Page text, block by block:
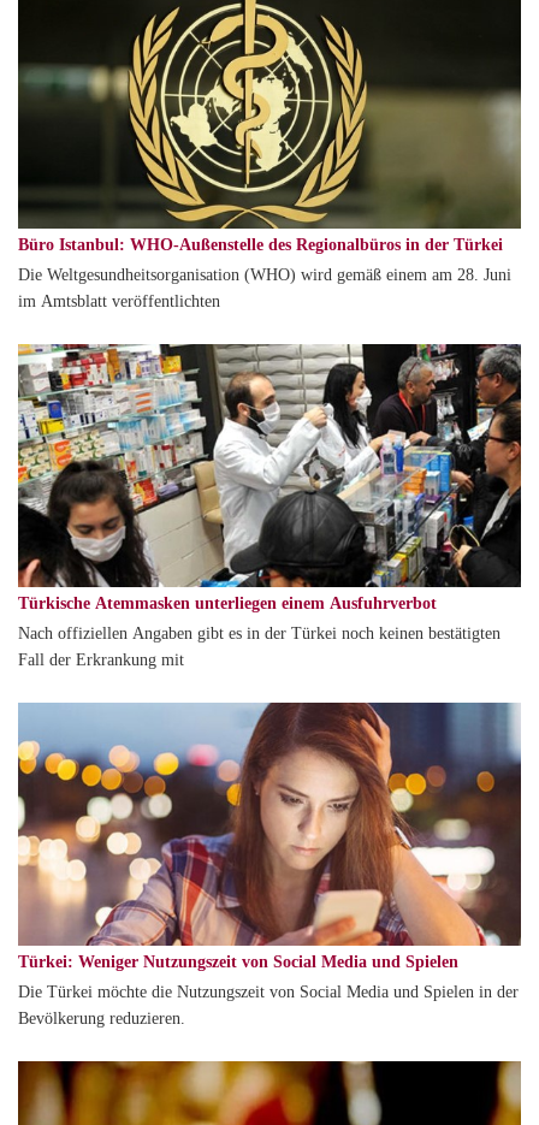
Büro Istanbul: WHO-Außenstelle des Regionalbüros in der Türkei
Die Weltgesundheitsorganisation (WHO) wird gemäß einem am 28. Juni
im Amtsblatt veröffentlichten
Türkische Atemmasken unterliegen einem Ausfuhrverbot
Nach offiziellen Angaben gibt es in der Türkei noch keinen bestätigten
Fall der Erkrankung mit
Türkei: Weniger Nutzungszeit von Social Media und Spielen
Die Türkei möchte die Nutzungszeit von Social Media und Spielen in der
Bevölkerung reduzieren.